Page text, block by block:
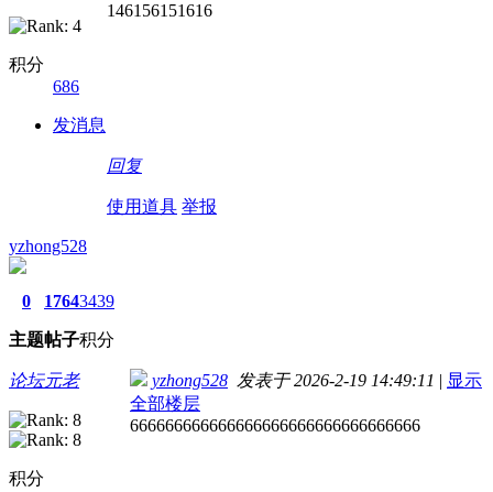
积分
686
发消息
146156151616
回复
使用道具 举报
yzhong528
0
主题
1764
帖子
3439
积分
论坛元老
积分
yzhong528 发表于 2026-2-19 14:49:11 | 显示
全部楼层
666666666666666666666666666666666